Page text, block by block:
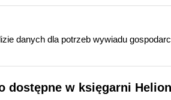
danych dla potrzeb wywiadu
dostępne w księgarni Helion